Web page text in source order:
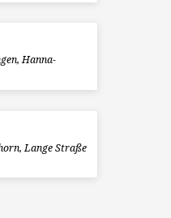
Hanna-
Lange Straße